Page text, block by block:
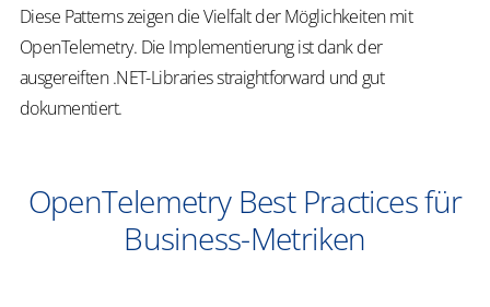
Diese Patterns zeigen die Vielfalt der Möglichkeiten mit
OpenTelemetry. Die Implementierung ist dank der
ausgereiften .NET-Libraries straightforward und gut
dokumentiert.
OpenTelemetry Best Practices für
Business-Metriken